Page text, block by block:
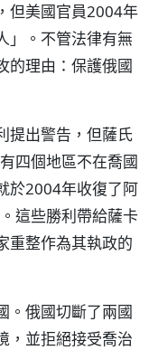
但美國官員2004年
」。不管法律有無
的理由：保護俄國
提出警告，但薩氏
四個地區不在喬國
於2004年收復了阿
這些勝利帶給薩卡
重整作為其執政的
。俄國切斷了兩國
，並拒絕接受喬治